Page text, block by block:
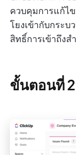
ควบคุมการแก้ไข
โยงเข้ากับกระ
สิทธิ์การเข้าถึง
ขั้นตอนที่